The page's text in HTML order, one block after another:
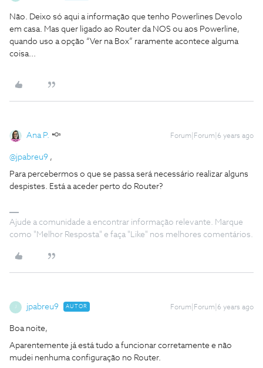
Não. Deixo só aqui a informação que tenho Powerlines Devolo
em casa. Mas quer ligado ao Router da NOS ou aos Powerline,
quando uso a opção “Ver na Box” raramente acontece alguma
coisa...
Ana P. Forum|Forum|6 years ago
@jpabreu9 ,
Para percebermos o que se passa será necessário realizar alguns
despistes. Está a aceder perto do Router?
Ajude a comunidade a encontrar informação relevante. Marque
como "Melhor Resposta" e faça "Like" nos melhores comentários.
J jpabreu9 AUTOR Forum|Forum|6 years ago
Boa noite,
Aparentemente já está tudo a funcionar corretamente e não
mudei nenhuma configuração no Router.